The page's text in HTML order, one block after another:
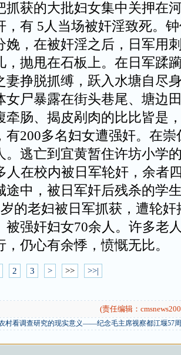
抓获的大批妇女集中关押在
，有 5人当场被奸淫致死。
娩，在被奸淫之后，日军用
，抛甩在石板上。在日军蹂
妻挣脱抓缚，跃入水塘自尽
女尸暴露在街头巷尾、塘边
牵肠、揭皮剐肉的比比皆是
有200多名妇女遭强奸。在
。逃亡到宜黄暂住许坊小学
人在校内被日军轮奸，余者
途中，被日军奸后残杀的学
的老妇被日军抓获，遭轮奸
被强奸妇女70余人。许多老
仍心有余悸，愤慨无比。
2 3 > >> >>|
(责任编辑：
村看调查研究的现实意义——纪念毛主席视察都江堰57